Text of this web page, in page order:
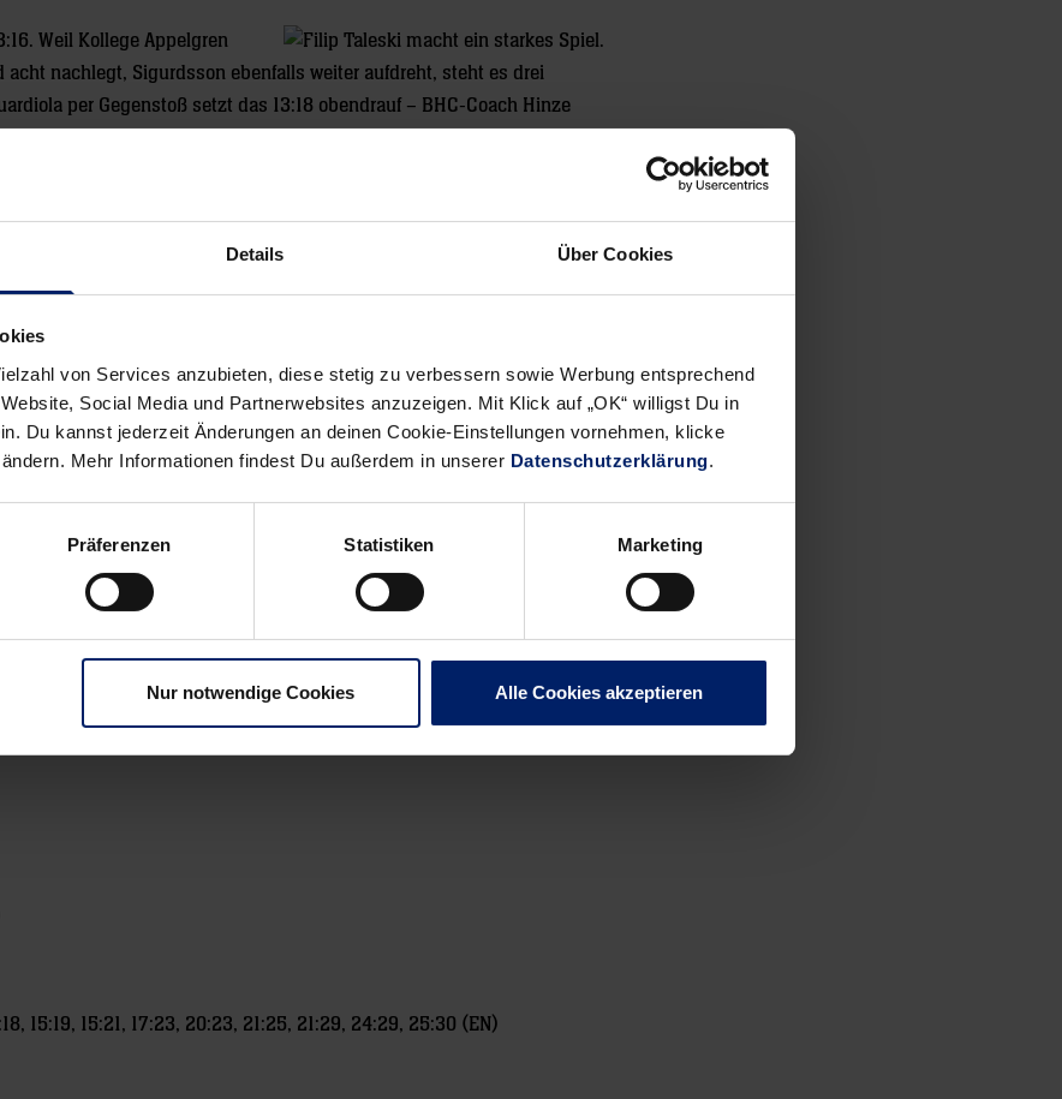
Details Über Cookies
von Services anzubieten, diese stetig zu verbessern sowie Werbung entsprechend
Social Media und Partnerwebsites anzuzeigen. Mit Klick auf „OK“ willigst Du in
Du kannst jederzeit Änderungen an deinen Cookie-Einstellungen vornehmen, klicke
Mehr Informationen findest Du außerdem in unserer Datenschutzerklärung.
Präferenzen Statistiken Marketing
Nur notwendige Cookies Alle Cookies akzeptieren
Weil Kollege Appelgren
nachlegt, Sigurdsson ebenfalls weiter aufdreht, steht es drei
per Gegenstoß setzt das 13:18 obendrauf – BHC-Coach Hinze
Kurze Zeit später stellt Andy Schmid auf 14:19, Taleski auf 15:21
zu kippen droht, leisten sich die Mannheimer ihre fast
zum 17:23 kassieren die Löwen drei Tore am Stück, agieren vorne
Auszeit ruft seine Jungs zur Besinnung und bekommt sie tatsächlich
der bergischen Löwen, Appelgren mit seiner elften Parade und
auf Auswärtssieg. Als Sigurdsson mit seinem sechsten Tor das
ist die Partie entschieden. Der BHC zeigt sich als guter Verlierer,
Neckar Löwen bleibt aber genauso ungefährdet wie verdient.
(6/2), Nippes (3), Majdzinski, Baena (2), Fraatz, Babak (1), Szücs,
Radivojevic, Tollbring, Abutovic, Mensah, Fäth (4), Groetzki, Taleski
15:19, 15:21, 17:23, 20:23, 21:25, 21:29, 24:29, 25:30 (EN)